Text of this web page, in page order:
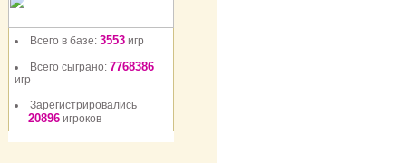
Всего в базе: 3553 игр
Всего сыграно: 7768386
игр
Зарегистрировались
20896 игроков